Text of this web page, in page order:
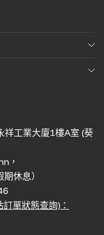
祥工業大廈1樓A室 (葵
，
休息）
單狀態查詢)：